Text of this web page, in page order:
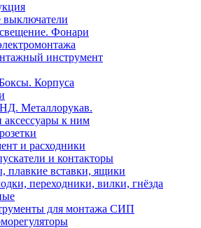
выключатели
Фонари
инструмент
Корпуса
Металлорукав.
аксессуары к ним
и расходники
и контакторы
плавкие вставки, ящики
переходники, вилки, гнёзда
для монтажа СИП